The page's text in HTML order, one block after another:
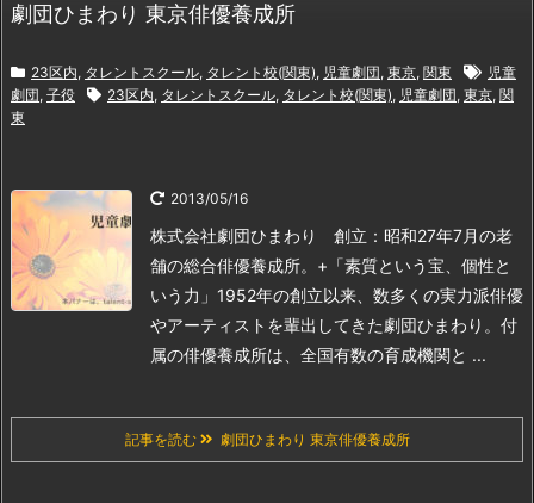
劇団ひまわり 東京俳優養成所
23区内, タレントスクール, タレント校(関東), 児童劇団, 東京, 関東
児童
劇団, 子役 23区内, タレントスクール, タレント校(関東), 児童劇団, 東京, 関
東
2013/05/16
株式会社劇団ひまわり 創立：昭和27年7月の老
舗の総合俳優養成所。 +「素質という宝、個性と
いう力」 1952年の創立以来、数多くの実力派俳優
やアーティストを輩出してきた劇団ひまわり。付
属の俳優養成所は、全国有数の育成機関と ...
記事を読む 劇団ひまわり 東京俳優養成所